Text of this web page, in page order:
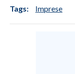
Tags: Imprese